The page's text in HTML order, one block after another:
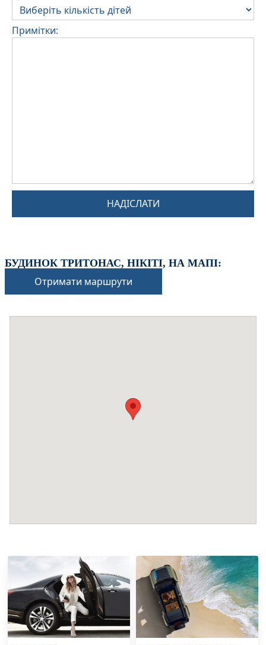
Примітки:
НАДІСЛАТИ
БУДИНОК ТРИТОНАС, НІКІТІ, НА МАПІ:
Отримати маршрути